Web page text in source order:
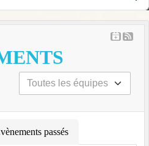
passés